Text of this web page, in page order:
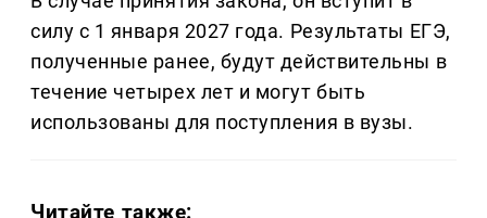
силу с 1 января 2027 года. Результаты ЕГЭ,
полученные ранее, будут действительны в
течение четырех лет и могут быть
использованы для поступления в вузы.
Читайте также: